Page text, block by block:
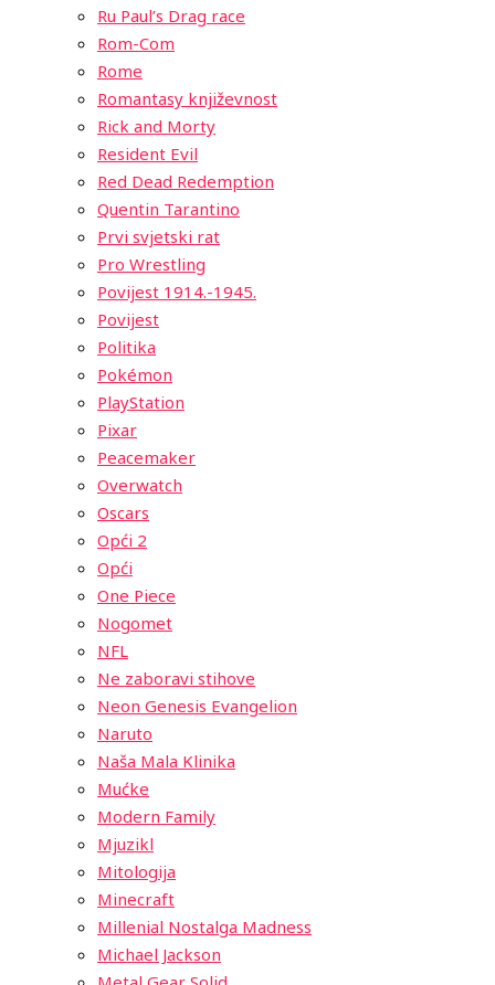
Ru Paul’s Drag race
Rom-Com
Rome
Romantasy književnost
Rick and Morty
Resident Evil
Red Dead Redemption
Quentin Tarantino
Prvi svjetski rat
Pro Wrestling
Povijest 1914.-1945.
Povijest
Politika
Pokémon
PlayStation
Pixar
Peacemaker
Overwatch
Oscars
Opći 2
Opći
One Piece
Nogomet
NFL
Ne zaboravi stihove
Neon Genesis Evangelion
Naruto
Naša Mala Klinika
Mućke
Modern Family
Mjuzikl
Mitologija
Minecraft
Millenial Nostalga Madness
Michael Jackson